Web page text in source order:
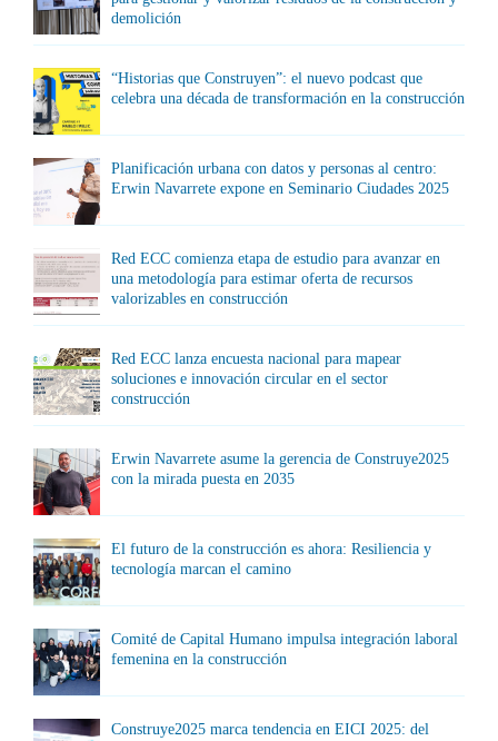
demolición
“Historias que Construyen”: el nuevo podcast que
celebra una década de transformación en la construcción
Planificación urbana con datos y personas al centro:
Erwin Navarrete expone en Seminario Ciudades 2025
Red ECC comienza etapa de estudio para avanzar en
una metodología para estimar oferta de recursos
valorizables en construcción
Red ECC lanza encuesta nacional para mapear
soluciones e innovación circular en el sector
construcción
Erwin Navarrete asume la gerencia de Construye2025
con la mirada puesta en 2035
El futuro de la construcción es ahora: Resiliencia y
tecnología marcan el camino
Comité de Capital Humano impulsa integración laboral
femenina en la construcción
Construye2025 marca tendencia en EICI 2025: del